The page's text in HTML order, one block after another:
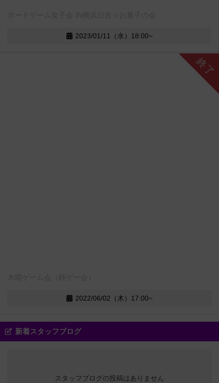
2023/01/11（水）18:00~
終了
2022/06/02（木）17:00~
新着スタッフブログ
スタッフブログの投稿はありません